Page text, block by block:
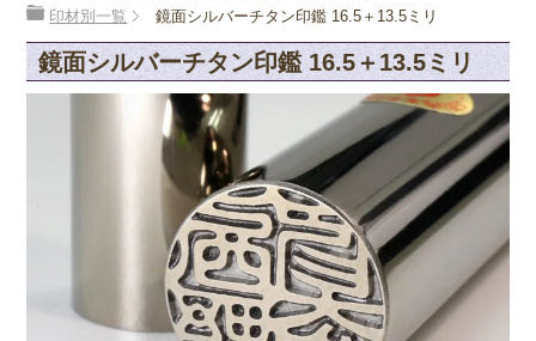
印材別一覧
鏡面シルバーチタン印鑑 16.5＋13.5ミリ
鏡面シルバーチタン印鑑 16.5＋13.5ミリ